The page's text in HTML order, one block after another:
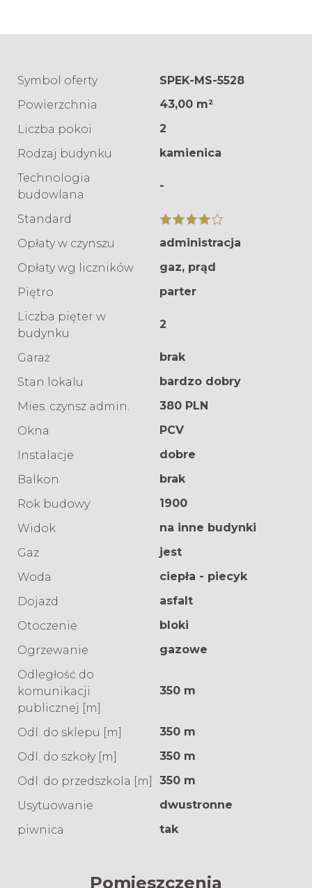
Symbol oferty
SPEK-MS-5528
Powierzchnia
43,00 m²
Liczba pokoi
2
Rodzaj budynku
kamienica
Technologia
budowlana
-
Standard
Opłaty w czynszu
administracja
Opłaty wg liczników
gaz, prąd
Piętro
parter
Liczba pięter w
budynku
2
Garaż
brak
Stan lokalu
bardzo dobry
Mies. czynsz admin.
380 PLN
Okna
PCV
Instalacje
dobre
Balkon
brak
Rok budowy
1900
Widok
na inne budynki
Gaz
jest
Woda
ciepła - piecyk
Dojazd
asfalt
Otoczenie
bloki
Ogrzewanie
gazowe
Odległość do
komunikacji
publicznej [m]
350 m
Odl. do sklepu [m]
350 m
Odl. do szkoły [m]
350 m
Odl. do przedszkola [m]
350 m
Usytuowanie
dwustronne
piwnica
tak
Pomieszczenia